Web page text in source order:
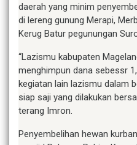
daerah yang minim
di lereng gunung Merapi,
Kerug Batur pegunungan
“Lazismu kabupaten
menghimpun dana sebessr
kegiatan lain lazismu dalam
siap saji yang dilakukan
terang Imron.
Penyembelihan hewan